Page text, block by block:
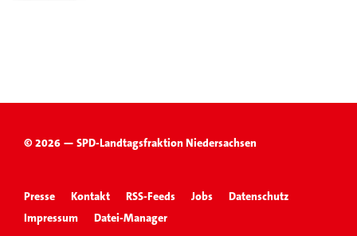
© 2026 — SPD-Landtagsfraktion Niedersachsen
Presse Kontakt RSS-Feeds Jobs
Datenschutz
Impressum
Datei-Manager